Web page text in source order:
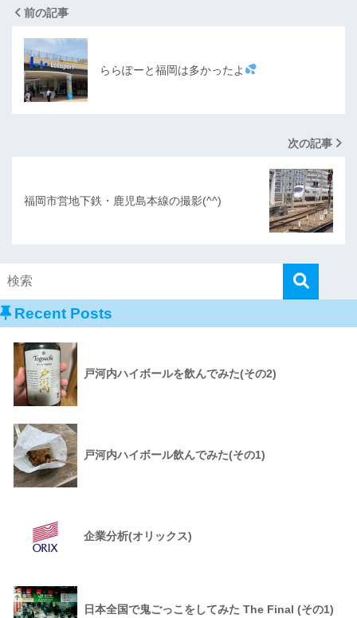
前の記事
ららぽーと福岡は多かったよ
次の記事
福岡市営地下鉄・鹿児島本線の撮影(^^)
Recent Posts
戸河内ハイボールを飲んでみた(その2)
戸河内ハイボール飲んでみた(その1)
企業分析(オリックス)
日本全国で鬼ごっこをしてみた The Final (その1)